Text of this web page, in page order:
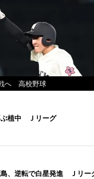
へ 高校野球
植中 Ｊリーグ
島、逆転で白星発進 Ｊリー